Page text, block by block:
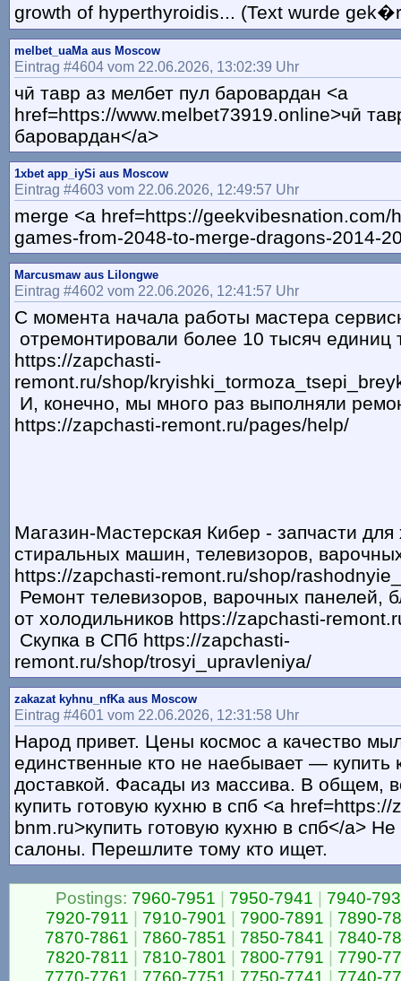
growth of hyperthyroidis... (Text wurde
melbet_uaMa aus Moscow
Eintrag #4604 vom 22.06.2026, 13:02:39 Uhr
чӣ тавр аз мелбет пул баровардан <a
href=https://www.melbet73919.online>чӣ
баровардан</a>
1xbet app_iySi aus Moscow
Eintrag #4603 vom 22.06.2026, 12:49:57 Uhr
merge <a href=https://geekvibesnation.com/
games-from-2048-to-merge-dragons-2014-
Marcusmaw aus Lilongwe
Eintrag #4602 vom 22.06.2026, 12:41:57 Uhr
С момента начала работы мастера
отремонтировали более 10 тысяч единиц
https://zapchasti-
remont.ru/shop/
И, конечно, мы много раз выполняли
https://zapchasti-remont.ru/pages/help/
Магазин-Мастерская Кибер - запчасти для
стиральных машин, телевизоров,
https://zapchasti-remont.ru/shop/
Ремонт телевизоров, варочных панелей,
от холодильников https://zapchasti-
Скупка в СПб https://zapchasti-
remont.ru/shop/trosyi_upravleniya/
zakazat kyhnu_nfKa aus Moscow
Eintrag #4601 vom 22.06.2026, 12:31:58 Uhr
Народ привет. Цены космос а качество
единственные кто не наебывает — купить
доставкой. Фасады из массива. В общем,
купить готовую кухню в спб <a
bnm.ru>купить готовую кухню в спб</a>
салоны. Перешлите тому кто ищет.
Postings: 7960-7951 7950-7941
7940-
7920-7911
7910-7901 7900-7891
7890-
7870-7861
7860-7851 7850-7841
7840-
7820-7811
7810-7801 7800-7791
7790-
7770-7761
7760-7751 7750-7741 7740-